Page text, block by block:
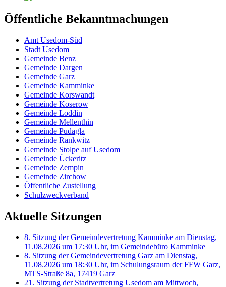
Öffentliche Bekanntmachungen
Amt Usedom-Süd
Stadt Usedom
Gemeinde Benz
Gemeinde Dargen
Gemeinde Garz
Gemeinde Kamminke
Gemeinde Korswandt
Gemeinde Koserow
Gemeinde Loddin
Gemeinde Mellenthin
Gemeinde Pudagla
Gemeinde Rankwitz
Gemeinde Stolpe auf Usedom
Gemeinde Ückeritz
Gemeinde Zempin
Gemeinde Zirchow
Öffentliche Zustellung
Schulzweckverband
Aktuelle Sitzungen
8. Sitzung der Gemeindevertretung Kamminke am Dienstag,
11.08.2026 um 17:30 Uhr, im Gemeindebüro Kamminke
8. Sitzung der Gemeindevertretung Garz am Dienstag,
11.08.2026 um 18:30 Uhr, im Schulungsraum der FFW Garz,
MTS-Straße 8a, 17419 Garz
21. Sitzung der Stadtvertretung Usedom am Mittwoch,